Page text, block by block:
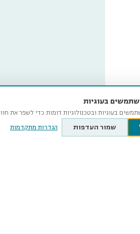
בעוגיות
בעוגיות ובטכנולוגיות דומות כדי לשפר את
שמור העדפות הגדרות מתקדמות